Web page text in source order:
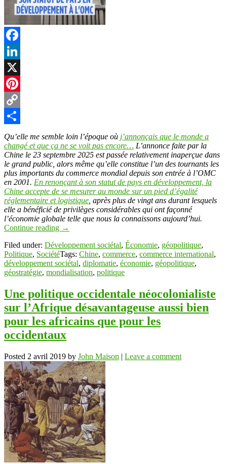
Facebook
LinkedIn
X
Pinterest
Copy
Link
Partager
Qu’elle me semble loin l’époque où j’annonçais que le monde a
changé et que ça ne se voit pas encore… L’annonce faite par la
Chine le 23 septembre 2025 est passée relativement inaperçue dans
le grand public, alors même qu’elle constitue l’un des tournants les
plus importants du commerce mondial depuis son entrée à l’OMC
en 2001. En renonçant à son statut de pays en développement, la
Chine accepte de se mesurer au monde sur un pied d’égalité
réglementaire et logistique, après plus de vingt ans durant lesquels
elle a bénéficié de privilèges considérables qui ont façonné
l’économie globale telle que nous la connaissons aujourd’hui.
Continue reading →
Filed under: Développement sociétal, Économie, géopolitique,
Politique, SociétéTags: Chine, commerce, commerce international,
développement sociétal, diplomatie, économie, géopolitique,
géostratégie, mondialisation, politique
Une politique occidentale néocolonialiste
sur l’Afrique désavantageuse aussi bien
pour les africains que pour les
occidentaux
Posted 2 avril 2019 by John Maison | Leave a comment